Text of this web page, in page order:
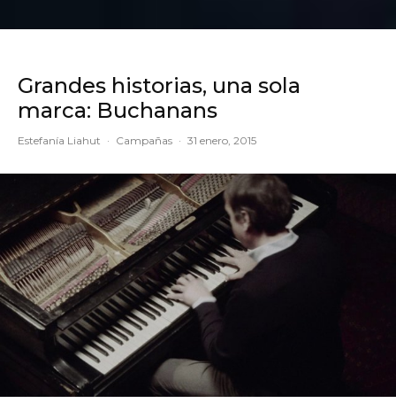
Grandes historias, una sola
marca: Buchanans
Estefanía Liahut · Campañas · 31 enero, 2015